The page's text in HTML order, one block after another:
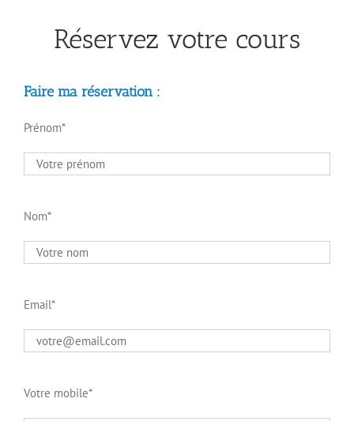
Réservez votre cours
Faire ma réservation :
Prénom*
Nom*
Email*
Votre mobile*